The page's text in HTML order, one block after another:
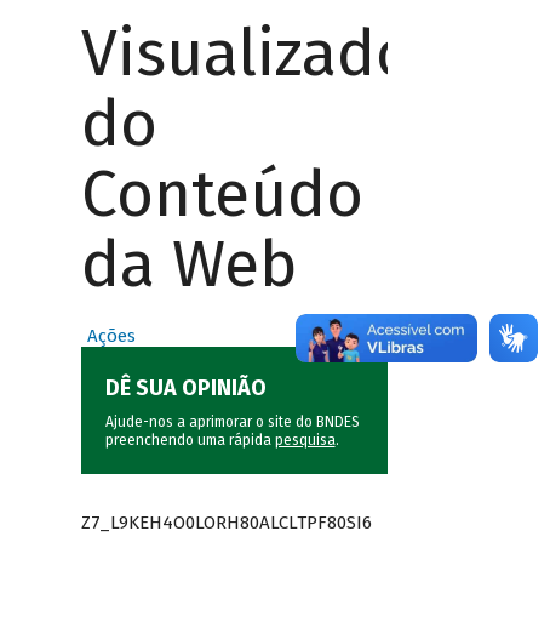
Visualizador
do
Conteúdo
da Web
Ações
DÊ SUA OPINIÃO
Ajude-nos a aprimorar o site do BNDES
preenchendo uma rápida pesquisa.
Z7_L9KEH4O0LORH80ALCLTPF80SI6